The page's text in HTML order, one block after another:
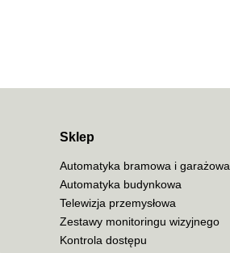
Sklep
Automatyka bramowa i garażowa
Automatyka budynkowa
Telewizja przemysłowa
Zestawy monitoringu wizyjnego
Kontrola dostępu